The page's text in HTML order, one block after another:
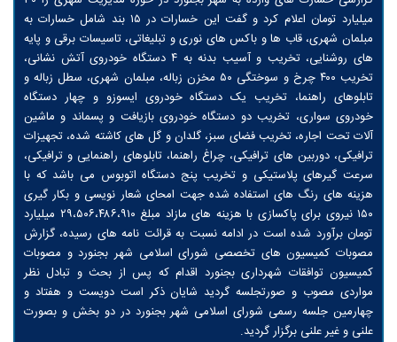
میلیارد تومان اعلام کرد و گفت این خسارات در ۱۵ بند شامل خسارات به
مبلمان شهری، قاب ها و باکس های نوری و تبلیغاتی، تاسیسات برقی و پایه
های روشنایی، تخریب و آسیب بدنه به ۴ دستگاه خودروی آتش نشانی،
تخریب ۴۰۰ چرخ و سوختگی ۵۰ مخزن زباله، مبلمان شهری، سطل زباله و
تابلوهای راهنما، تخریب یک دستگاه خودروی ایسوزو و چهار دستگاه
خودروی سواری، تخریب دو دستگاه‌ خودروی بازیافت و پسماند و ماشین
آلات تحت اجاره، تخریب فضای سبز، گلدان و گل های کاشته شده، تجهیزات
ترافیکی، دوربین های ترافیکی، چراغ راهنما، تابلوهای راهنمایی و ترافیکی،
سرعت گیرهای پلاستیکی و تخریب پنج دستگاه اتوبوس می باشد که با
هزینه های رنگ های استفاده شده جهت امحای شعار نویسی و بکار گیری
۱۵۰ نیروی برای پاکسازی با هزینه های مازاد مبلغ ۲۹،۵۰۶،۴۸۶،۹۱۰ میلیارد
تومان برآورد شده است در ادامه نسبت به قرائت نامه های رسیده، گزارش
مصوبات کمیسیون های تخصصی شورای اسلامی شهر بجنورد و مصوبات
کمیسیون توافقات شهرداری بجنورد اقدام که پس از بحث و تبادل نظر
مواردی مصوب و صورتجلسه گردید شایان ذکر است دویست و هفتاد و
چهارمین جلسه رسمی شورای اسلامی شهر بجنورد در دو بخش و بصورت
علنی و غیر علنی برگزار گردید.